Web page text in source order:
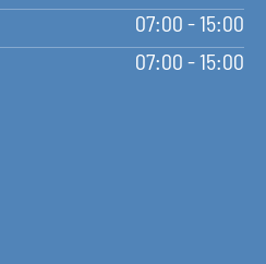
07:00 - 15:00
07:00 - 15:00